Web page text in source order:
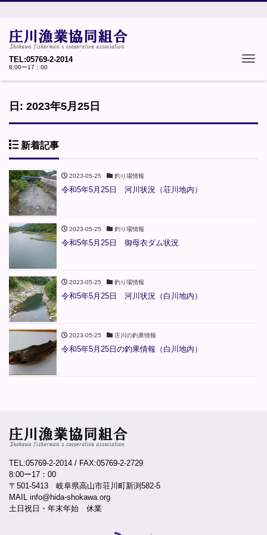
TEL:05769-2-2014
8:00ー17：00
日: 2023年5月25日
新着記事
2023-05-25 釣り場情報
令和5年5月25日 河川状況（荘川地内）
2023-05-25 釣り場情報
令和5年5月25日 御母衣ダム状況
2023-05-25 釣り場情報
令和5年5月25日 河川状況（白川地内）
2023-05-25 庄川の釣果情報
令和5年5月25日の釣果情報（白川地内）
TEL:05769-2-2014 / FAX:05769-2-2729
8:00ー17：00
〒501-5413 岐阜県高山市荘川町新渕582-5
MAIL info@hida-shokawa.org
土日祝日・年末年始 休業